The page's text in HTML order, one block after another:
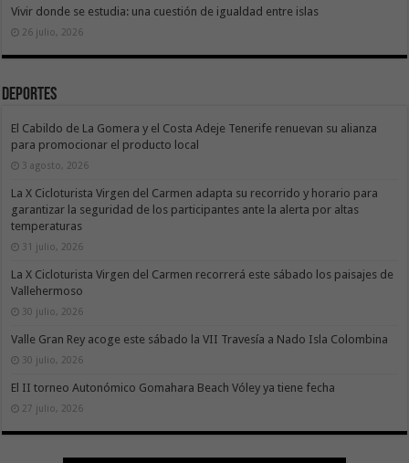
Vivir donde se estudia: una cuestión de igualdad entre islas
26 julio, 2026
Deportes
El Cabildo de La Gomera y el Costa Adeje Tenerife renuevan su alianza
para promocionar el producto local
3 agosto, 2026
La X Cicloturista Virgen del Carmen adapta su recorrido y horario para
garantizar la seguridad de los participantes ante la alerta por altas
temperaturas
31 julio, 2026
La X Cicloturista Virgen del Carmen recorrerá este sábado los paisajes de
Vallehermoso
30 julio, 2026
Valle Gran Rey acoge este sábado la VII Travesía a Nado Isla Colombina
30 julio, 2026
El II torneo Autonómico Gomahara Beach Vóley ya tiene fecha
27 julio, 2026